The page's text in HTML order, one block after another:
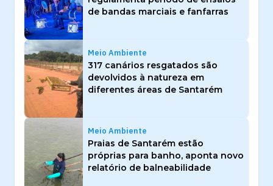
de bandas marciais e fanfarras
Meio Ambiente
317 canários resgatados são
devolvidos à natureza em
diferentes áreas de Santarém
Meio Ambiente
Praias de Santarém estão
próprias para banho, aponta novo
relatório de balneabilidade